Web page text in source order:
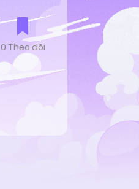
0 Theo dõi